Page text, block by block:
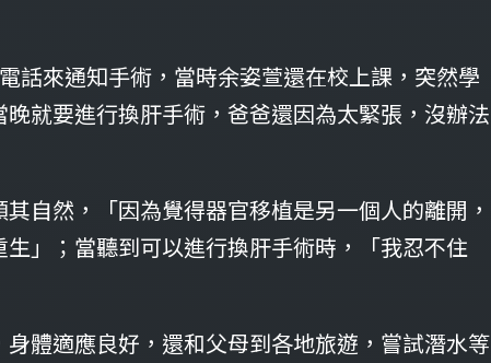
話來通知手術，當時余姿萱還在校上課，突然學
就要進行換肝手術，爸爸還因為太緊張，沒辦法
自然，「因為覺得器官移植是另一個人的離開，
」；當聽到可以進行換肝手術時，「我忍不住
體適應良好，還和父母到各地旅遊，嘗試潛水等